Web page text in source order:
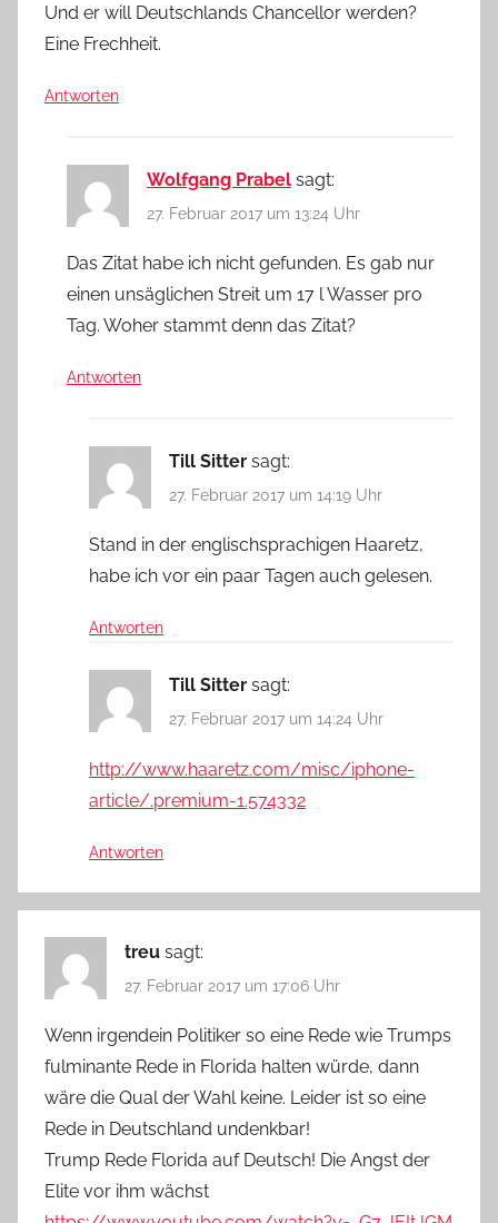
Und er will Deutschlands Chancellor werden?
Eine Frechheit.
Antworten
Wolfgang Prabel sagt:
27. Februar 2017 um 13:24 Uhr
Das Zitat habe ich nicht gefunden. Es gab nur
einen unsäglichen Streit um 17 l Wasser pro
Tag. Woher stammt denn das Zitat?
Antworten
Till Sitter sagt:
27. Februar 2017 um 14:19 Uhr
Stand in der englischsprachigen Haaretz,
habe ich vor ein paar Tagen auch gelesen.
Antworten
Till Sitter sagt:
27. Februar 2017 um 14:24 Uhr
http://www.haaretz.com/misc/iphone-
article/.premium-1.574332
Antworten
treu sagt:
27. Februar 2017 um 17:06 Uhr
Wenn irgendein Politiker so eine Rede wie Trumps
fulminante Rede in Florida halten würde, dann
wäre die Qual der Wahl keine. Leider ist so eine
Rede in Deutschland undenkbar!
Trump Rede Florida auf Deutsch! Die Angst der
Elite vor ihm wächst